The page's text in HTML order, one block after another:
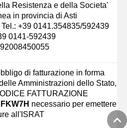
Resistenza e della Societa'
in provincia di Asti
+39 0141.354835/592439
0141-592439
di fatturazione in forma
Amministrazioni dello Stato,
FATTURAZIONE
necessario per emettere
all'ISRAT